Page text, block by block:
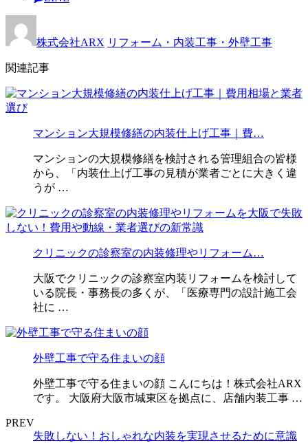
株式会社ARX リフォーム・内装工事・外壁工事
関連記事
マンション大規模修繕の内装仕上げ工事｜費…
マンションの大規模修繕を検討される管理組合の皆様
から、「内装仕上げ工事の見積が業者ごとに大きく違
うが …
クリニックの診察室の内装修理やリフォーム…
大阪でクリニックの診察室内装リフォームを検討して
いる院長・事務長の多くが、「医療専門の設計施工会
社に …
外壁工事で守る住まいの顔
外壁工事で守る住まいの顔 こんにちは！株式会社ARX
です。 大阪府大阪市城東区を拠点に、店舗内装工事 …
PREV
失敗しない！おしゃれな内装を実現させるために意識